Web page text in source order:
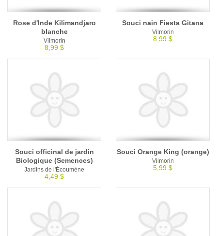
Rose d'Inde Kilimandjaro
blanche
Vilmorin
8,99 $
Souci nain Fiesta Gitana
Vilmorin
8,99 $
Souci officinal de jardin
Biologique (Semences)
Jardins de l'Écoumène
4,49 $
Souci Orange King (orange)
Vilmorin
5,99 $